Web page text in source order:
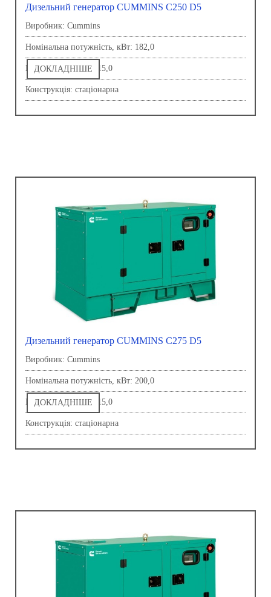
Дизельний генератор CUMMINS C250 D5
Виробник: Сummins
Номінальна потужність, кВт: 182,0
Напруга, В: 230,0-415,0
Конструкція: стаціонарна
ДОКЛАДНІШЕ
Дизельний генератор CUMMINS C275 D5
Виробник: Сummins
Номінальна потужність, кВт: 200,0
Напруга, В: 230,0-415,0
Конструкція: стаціонарна
ДОКЛАДНІШЕ